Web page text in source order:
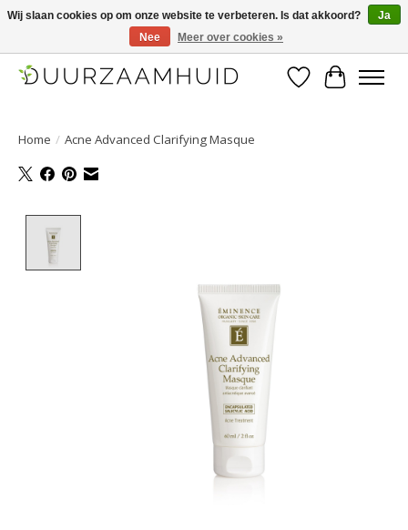
Duurzaamhuid, uw duurzame weg naar een mooie, gezonde huid.
Verlanglijst
Home / Acne Advanced Clarifying Masque
Wij slaan cookies op om onze website te verbeteren. Is dat akkoord?
Ja
Nee
Meer over cookies »